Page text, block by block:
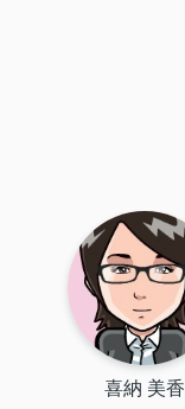
喜納 美香